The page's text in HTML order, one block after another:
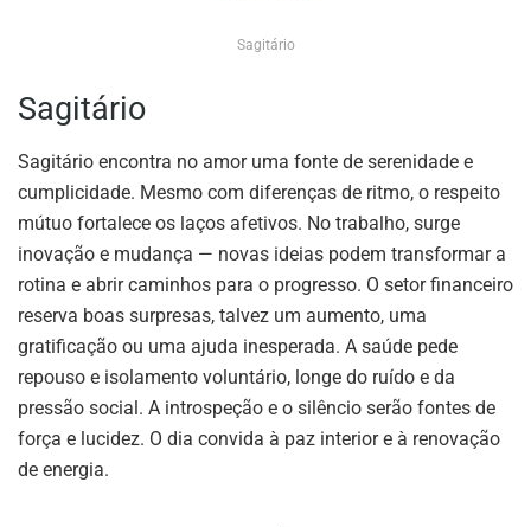
Sagitário
Sagitário
Sagitário encontra no amor uma fonte de serenidade e
cumplicidade. Mesmo com diferenças de ritmo, o respeito
mútuo fortalece os laços afetivos. No trabalho, surge
inovação e mudança — novas ideias podem transformar a
rotina e abrir caminhos para o progresso. O setor financeiro
reserva boas surpresas, talvez um aumento, uma
gratificação ou uma ajuda inesperada. A saúde pede
repouso e isolamento voluntário, longe do ruído e da
pressão social. A introspeção e o silêncio serão fontes de
força e lucidez. O dia convida à paz interior e à renovação
de energia.